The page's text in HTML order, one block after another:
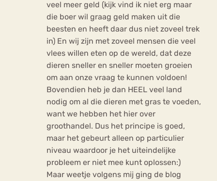
veel meer geld (kijk vind ik niet erg maar
die boer wil graag geld maken uit die
beesten en heeft daar dus niet zoveel trek
in) En wij zijn met zoveel mensen die veel
vlees willen eten op de wereld, dat deze
dieren sneller en sneller moeten groeien
om aan onze vraag te kunnen voldoen!
Bovendien heb je dan HEEL veel land
nodig om al die dieren met gras te voeden,
want we hebben het hier over
groothandel. Dus het principe is goed,
maar het gebeurt alleen op particulier
niveau waardoor je het uiteindelijke
probleem er niet mee kunt oplossen:)
Maar weetje volgens mij ging de blog